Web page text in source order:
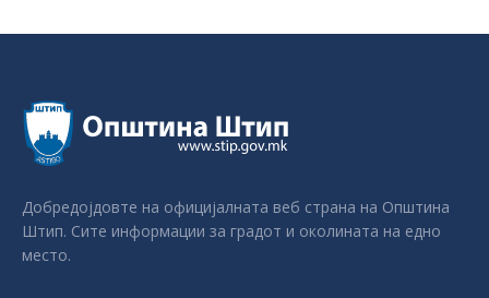
Добредојдовте на официјалната веб страна на Општина
Штип. Сите информации за градот и околината на едно
место.